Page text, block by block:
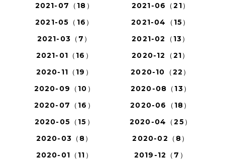
2021-07（18）
2021-06（21）
2021-05（16）
2021-04（15）
2021-03（7）
2021-02（13）
2021-01（16）
2020-12（21）
2020-11（19）
2020-10（22）
2020-09（10）
2020-08（13）
2020-07（16）
2020-06（18）
2020-05（15）
2020-04（25）
2020-03（8）
2020-02（8）
2020-01（11）
2019-12（7）